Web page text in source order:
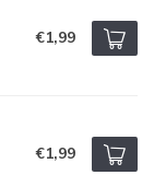
€1,99
€1,99